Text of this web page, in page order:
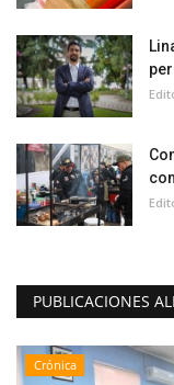
PUBLICACIONES
Crónica